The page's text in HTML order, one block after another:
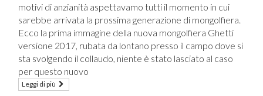
motivi di anzianità aspettavamo tutti il momento in cui
sarebbe arrivata la prossima generazione di mongolfiera.
Ecco la prima immagine della nuova mongolfiera Ghetti
versione 2017, rubata da lontano presso il campo dove si
sta svolgendo il collaudo, niente è stato lasciato al caso
per questo nuovo
Leggi di più